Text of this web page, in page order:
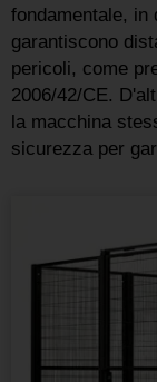
fondamentale, in
garantiscono
pericoli, come
2006/42/CE.
la macchina
sicurezza per